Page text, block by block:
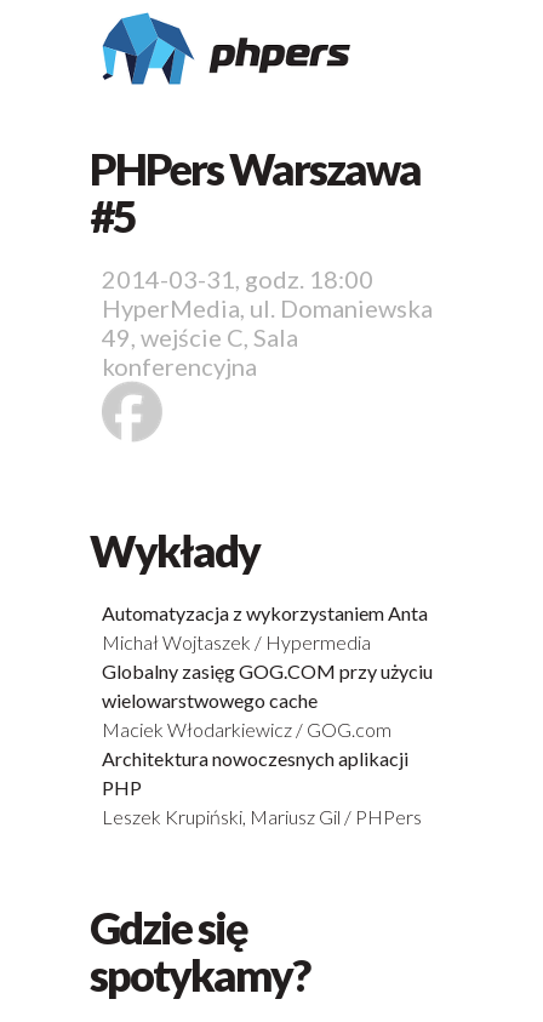
PHPers Warszawa
#5
2014-03-31, godz. 18:00
HyperMedia, ul. Domaniewska
49, wejście C, Sala
konferencyjna
Wykłady
Automatyzacja z wykorzystaniem Anta
Michał Wojtaszek / Hypermedia
Globalny zasięg GOG.COM przy użyciu
wielowarstwowego cache
Maciek Włodarkiewicz / GOG.com
Architektura nowoczesnych aplikacji
PHP
Leszek Krupiński, Mariusz Gil / PHPers
Gdzie się
spotykamy?